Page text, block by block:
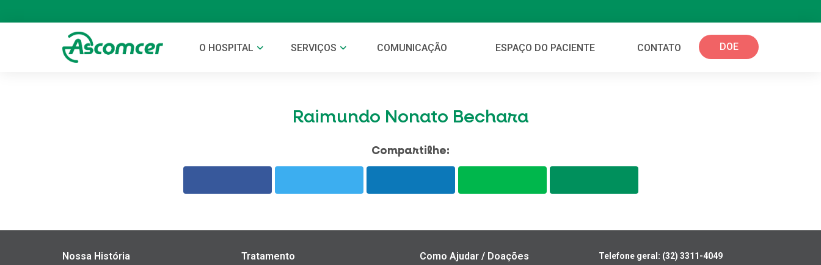
O HOSPITAL SERVIÇOS COMUNICAÇÃO ESPAÇO DO PACIENTE CONTATO DOE
Raimundo Nonato Bechara
Compartilhe:
Nossa História
Tratamento
Como Ajudar / Doações
Telefone geral: (32) 3311-4049